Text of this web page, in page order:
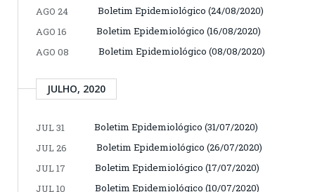
AGO 24
Boletim Epidemiológico (24/08/2020)
AGO 16
Boletim Epidemiológico (16/08/2020)
AGO 08
Boletim Epidemiológico (08/08/2020)
JULHO, 2020
JUL 31
Boletim Epidemiológico (31/07/2020)
JUL 26
Boletim Epidemiológico (26/07/2020)
JUL 17
Boletim Epidemiológico (17/07/2020)
JUL 10
Boletim Epidemiológico (10/07/2020)